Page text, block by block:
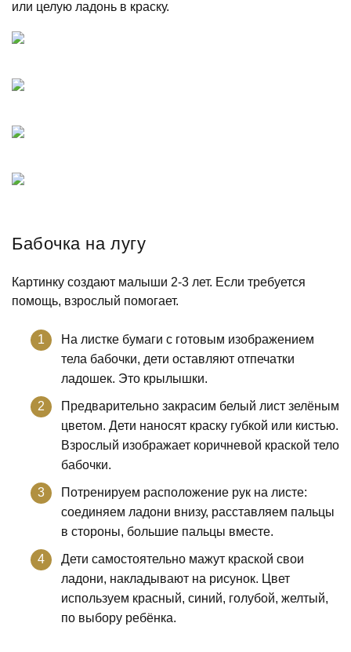
или целую ладонь в краску.
Бабочка на лугу
Картинку создают малыши 2-3 лет. Если требуется
помощь, взрослый помогает.
На листке бумаги с готовым изображением
тела бабочки, дети оставляют отпечатки
ладошек. Это крылышки.
Предварительно закрасим белый лист зелёным
цветом. Дети наносят краску губкой или кистью.
Взрослый изображает коричневой краской тело
бабочки.
Потренируем расположение рук на листе:
соединяем ладони внизу, расставляем пальцы
в стороны, большие пальцы вместе.
Дети самостоятельно мажут краской свои
ладони, накладывают на рисунок. Цвет
используем красный, синий, голубой, желтый,
по выбору ребёнка.